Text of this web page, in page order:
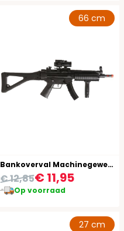
66 cm
Bankoverval Machinegeweer
€ 11,95
€ 12,85
Op voorraad
27 cm